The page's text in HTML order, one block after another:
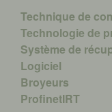
Technique de
Technologie de
Système de
Logiciel
Broyeurs
ProfinetIRT